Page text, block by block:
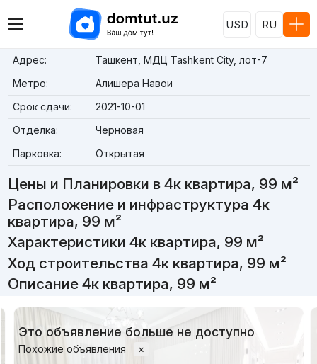
USD RU
Адрес:
Ташкент, МДЦ Tashkent City, лот-7
Метро:
Алишера Навои
Срок сдачи:
2021-10-01
Отделка:
Черновая
Парковка:
Открытая
Цены и Планировки в 4к квартира, 99 м²
Расположение и инфраструктура 4к
квартира, 99 м²
Характеристики 4к квартира, 99 м²
Ход строительства 4к квартира, 99 м²
Описание 4к квартира, 99 м²
Это объявление больше не доступно
Похожие объявления ×